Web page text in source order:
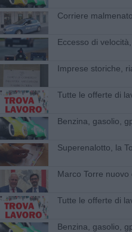
Corriere
Eccesso di
Imprese storiche,
​Tutte le offerte di
​Benzina, gasolio,
Superenalotto, la
Marco Torre
​Tutte le offerte di
​Benzina, gasolio,